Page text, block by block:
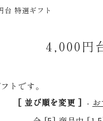
手延 氷見うどん 細めん
～999円
全商品
台 特選ギフト
4,000円
トです。
[ 並び順を変更 ] -